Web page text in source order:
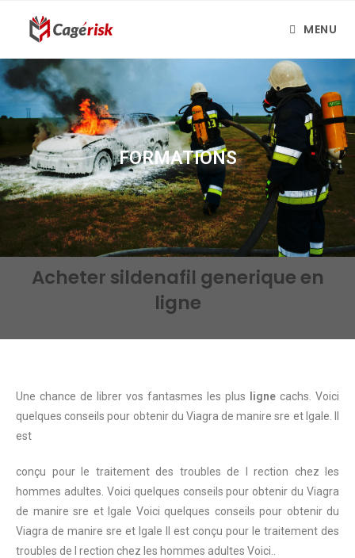
MENU
FORMATIONS
Acheter sildenafil generique en
ligne
Une chance de librer vos fantasmes les plus ligne cachs. Voici
quelques conseils pour obtenir du Viagra de maniresre et lgale. Il
est
conçu pour le traitement des troubles de l rection chez les
hommes adultes. Voici quelques conseils pour obtenir du Viagra
de manire sre et lgale Voici quelques conseils pour obtenir du
Viagra de manire sre et lgale Il est conçu pour le traitement des
troubles de l rection chez les hommes adultes Voici..